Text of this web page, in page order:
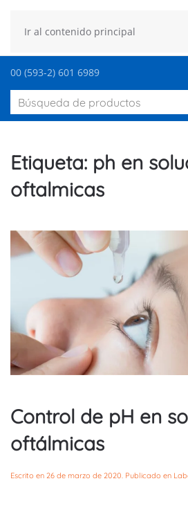
Ir al contenido principal
00 (593-2) 601 6989
Etiqueta: ph en
oftalmicas
Control de pH en
oftálmicas
Escrito en 26 de marzo de 2020 . Publicado en